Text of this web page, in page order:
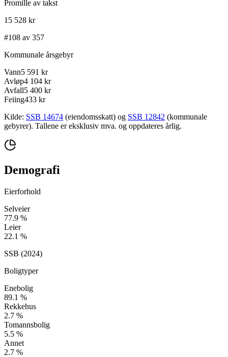
Promille av takst
15 528 kr
#108 av 357
Kommunale årsgebyr
Vann5 591 kr
Avløp4 104 kr
Avfall5 400 kr
Feiing433 kr
Kilde: SSB 14674 (eiendomsskatt) og SSB 12842 (kommunale
gebyrer). Tallene er eksklusiv mva. og oppdateres årlig.
Demografi
Eierforhold
Selveier
77.9 %
Leier
22.1 %
SSB (2024)
Boligtyper
Enebolig
89.1 %
Rekkehus
2.7 %
Tomannsbolig
5.5 %
Annet
2.7 %